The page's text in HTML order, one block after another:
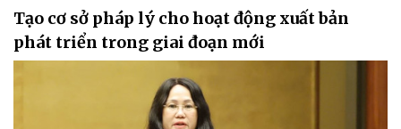
Tạo cơ sở pháp lý cho hoạt động xuất bản
phát triển trong giai đoạn mới